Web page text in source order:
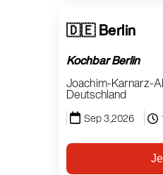
🇩🇪 Berlin
Kochbar Berlin
Joachim-Karnarz-
Deutschland
Sep 3,2026